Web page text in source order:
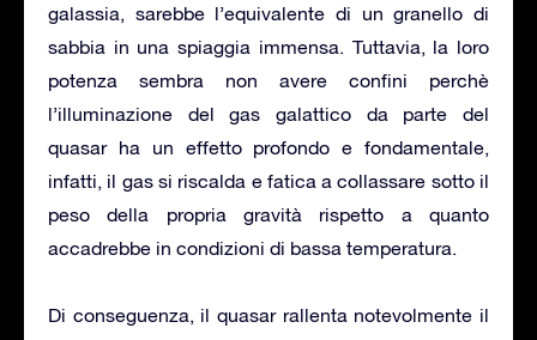
galassia, sarebbe l’equivalente di un granello di
sabbia in una spiaggia immensa. Tuttavia, la loro
potenza sembra non avere confini perchè
l’illuminazione del gas galattico da parte del
quasar ha un effetto profondo e fondamentale,
infatti, il gas si riscalda e fatica a collassare sotto il
peso della propria gravità rispetto a quanto
accadrebbe in condizioni di bassa temperatura.
Di conseguenza, il quasar rallenta notevolmente il